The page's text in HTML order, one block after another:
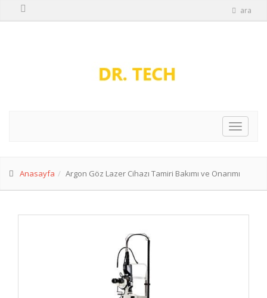
ara
Anasayfa Argon Göz Lazer Cihazı Tamiri Bakımı ve Onarımı